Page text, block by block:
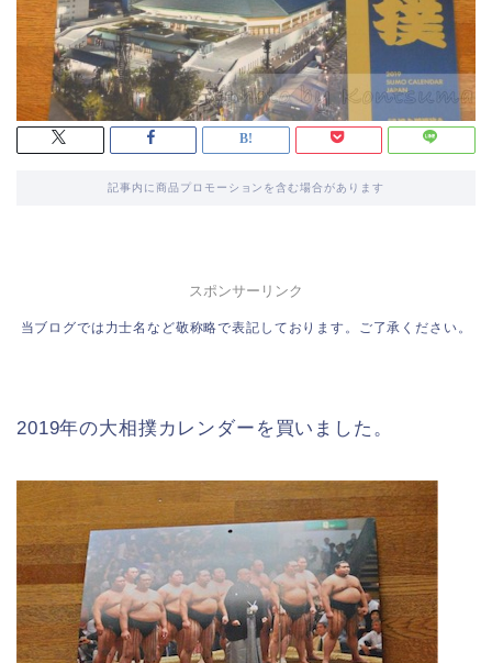
記事内に商品プロモーションを含む場合があります
スポンサーリンク
当ブログでは力士名など敬称略で表記しております。ご了承ください。
2019年の大相撲カレンダーを買いました。